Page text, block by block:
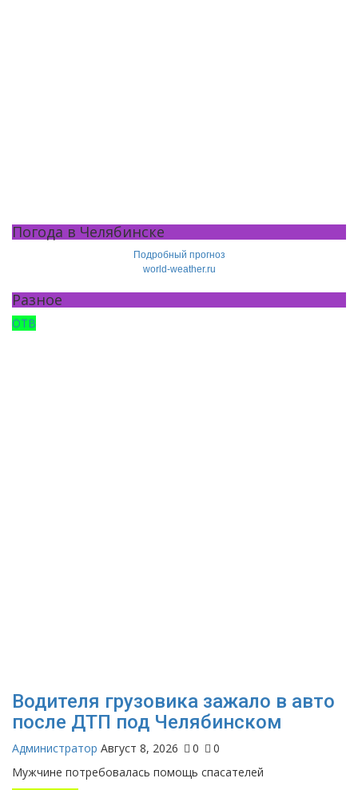
Погода в Челябинске
Подробный прогноз
world-weather.ru
Разное
ОТВ
Водителя грузовика зажало в авто
после ДТП под Челябинском
Администратор Август 8, 2026 0
0
Мужчине потребовалась помощь спасателей